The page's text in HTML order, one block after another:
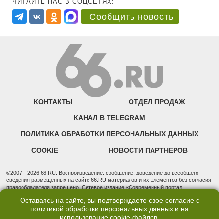
ЧИТАЙТЕ НАС В СОЦСЕТЯХ:
Сообщить новость
КОНТАКТЫ ОТДЕЛ ПРОДАЖ
КАНАЛ В TELEGRAM
ПОЛИТИКА ОБРАБОТКИ ПЕРСОНАЛЬНЫХ ДАННЫХ
COOKIE НОВОСТИ ПАРТНЕРОВ
©2007—2026 66.RU. Воспроизведение, сообщение, доведение до всеобщего
сведения размещенных на сайте 66.RU материалов и их элементов без согласия
правообладателя запрещено. Сетевое издание «Современный портал
надзору в сфере связи, информационных технологий и массовых коммуникаций
(Роскомнадзор). Регистрационный номер ЭЛ № ФС 77 - 76634 от 02.09.2019
Учредитель: Общество с ограниченной ответственностью "66.ру". Юридический
Оставаясь на сайте, вы подтверждаете свое согласие с
политикой обработки персональных данных и на
использование cookie-файлов